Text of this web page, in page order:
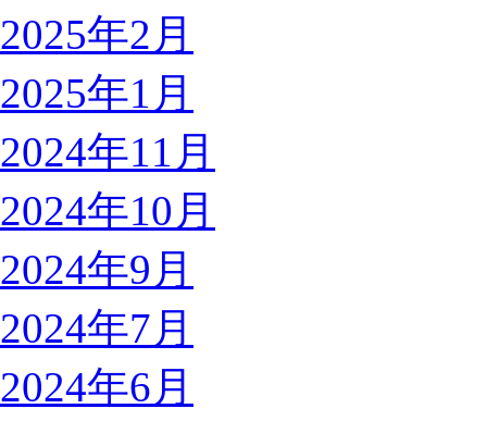
2025年2月
2025年1月
2024年11月
2024年10月
2024年9月
2024年7月
2024年6月